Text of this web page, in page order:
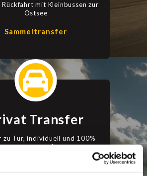
Rückfahrt mit Kleinbussen zur
Ostsee
Sammeltransfer
Transfer
zu Tür, individuell und 100%
angepasst!